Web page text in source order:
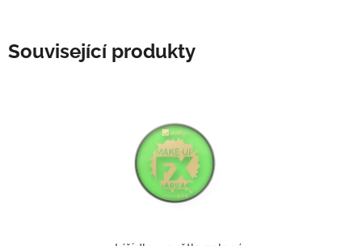
Související produkty